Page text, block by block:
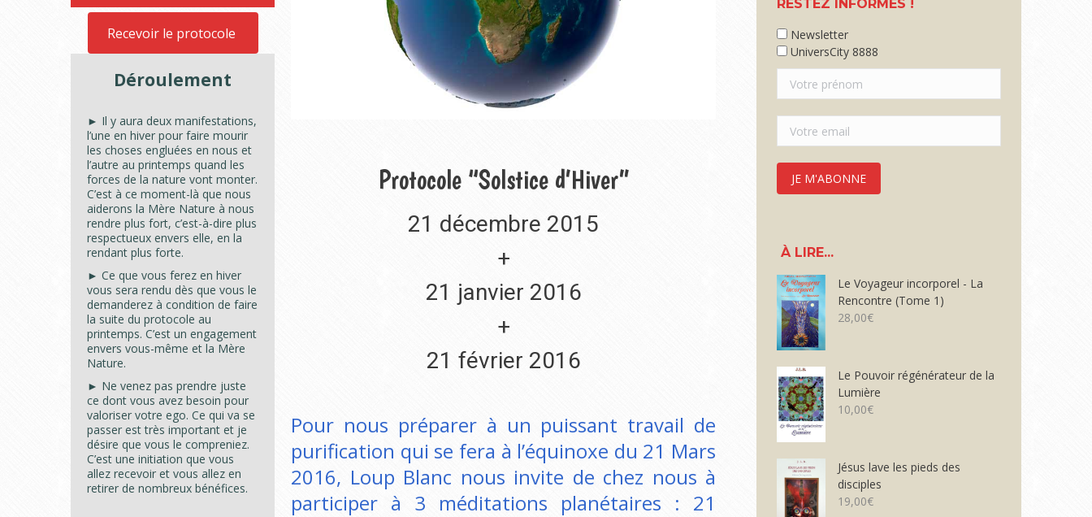
Recevoir le protocole
Déroulement
► Il y aura deux manifestations,
l’une en hiver pour faire mourir
les choses engluées en nous et
l’autre au printemps quand les
forces de la nature vont monter.
C’est à ce moment-là que nous
aiderons la Mère Nature à nous
rendre plus fort, c’est-à-dire plus
respectueux envers elle, en la
rendant plus forte.
► Ce que vous ferez en hiver
vous sera rendu dès que vous le
demanderez à condition de faire
la suite du protocole au
printemps. C’est un engagement
envers vous-même et la Mère
Nature.
► Ne venez pas prendre juste
ce dont vous avez besoin pour
valoriser votre ego. Ce qui va se
passer est très important et je
désire que vous le compreniez.
C’est une initiation que vous
allez recevoir et vous allez en
retirer de nombreux bénéfices.
Protocole “Solstice d’Hiver”
21 décembre 2015
+
21 janvier 2016
+
21 février 2016
Pour nous préparer à un puissant travail de
purification qui se fera à l’équinoxe du 21 Mars
2016, Loup Blanc nous invite de chez nous à
participer à 3 méditations planétaires : 21
RESTEZ INFORMÉS !
Newsletter
UniversCity 8888
À LIRE...
Le Voyageur incorporel - La
Rencontre (Tome 1)
28,00€
Le Pouvoir régénérateur de la
Lumière
10,00€
Jésus lave les pieds des
disciples
19,00€